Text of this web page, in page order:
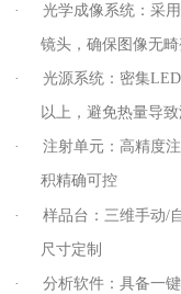
· 光学成像系统：采
镜头，确保图像无
· 光源系统：密集
以上，避免热量导
· 注射单元：高精度
积精确可控
· 样品台：三维手动/
尺寸定制
· 分析软件：具备一